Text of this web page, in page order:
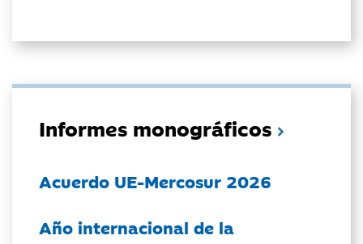
Informes monográficos
Acuerdo UE-Mercosur 2026
Año internacional de la